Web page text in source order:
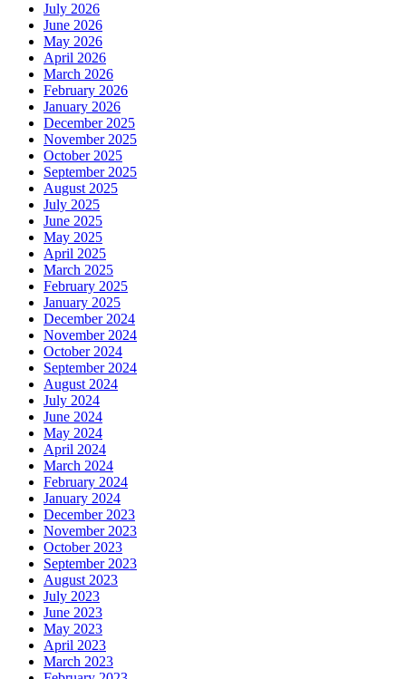
July 2026
June 2026
May 2026
April 2026
March 2026
February 2026
January 2026
December 2025
November 2025
October 2025
September 2025
August 2025
July 2025
June 2025
May 2025
April 2025
March 2025
February 2025
January 2025
December 2024
November 2024
October 2024
September 2024
August 2024
July 2024
June 2024
May 2024
April 2024
March 2024
February 2024
January 2024
December 2023
November 2023
October 2023
September 2023
August 2023
July 2023
June 2023
May 2023
April 2023
March 2023